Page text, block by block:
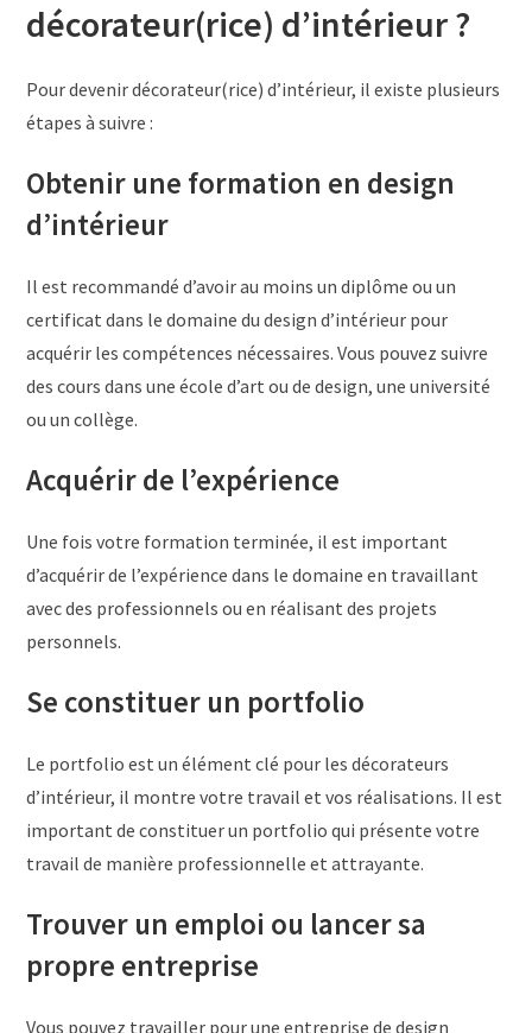
décorateur(rice) d’intérieur ?
Pour devenir décorateur(rice) d’intérieur, il existe plusieurs
étapes à suivre :
Obtenir une formation en design
d’intérieur
Il est recommandé d’avoir au moins un diplôme ou un
certificat dans le domaine du design d’intérieur pour
acquérir les compétences nécessaires. Vous pouvez suivre
des cours dans une école d’art ou de design, une université
ou un collège.
Acquérir de l’expérience
Une fois votre formation terminée, il est important
d’acquérir de l’expérience dans le domaine en travaillant
avec des professionnels ou en réalisant des projets
personnels.
Se constituer un portfolio
Le portfolio est un élément clé pour les décorateurs
d’intérieur, il montre votre travail et vos réalisations. Il est
important de constituer un portfolio qui présente votre
travail de manière professionnelle et attrayante.
Trouver un emploi ou lancer sa
propre entreprise
Vous pouvez travailler pour une entreprise de design